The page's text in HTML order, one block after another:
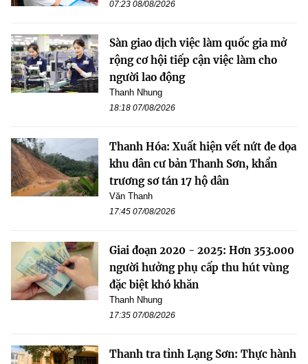
07:23 08/08/2026
Sàn giao dịch việc làm quốc gia mở
rộng cơ hội tiếp cận việc làm cho
người lao động
Thanh Nhung
18:18 07/08/2026
Thanh Hóa: Xuất hiện vết nứt đe dọa
khu dân cư bản Thanh Sơn, khẩn
trương sơ tán 17 hộ dân
Văn Thanh
17:45 07/08/2026
Giai đoạn 2020 - 2025: Hơn 353.000
người hưởng phụ cấp thu hút vùng
đặc biệt khó khăn
Thanh Nhung
17:35 07/08/2026
Thanh tra tỉnh Lạng Sơn: Thực hành